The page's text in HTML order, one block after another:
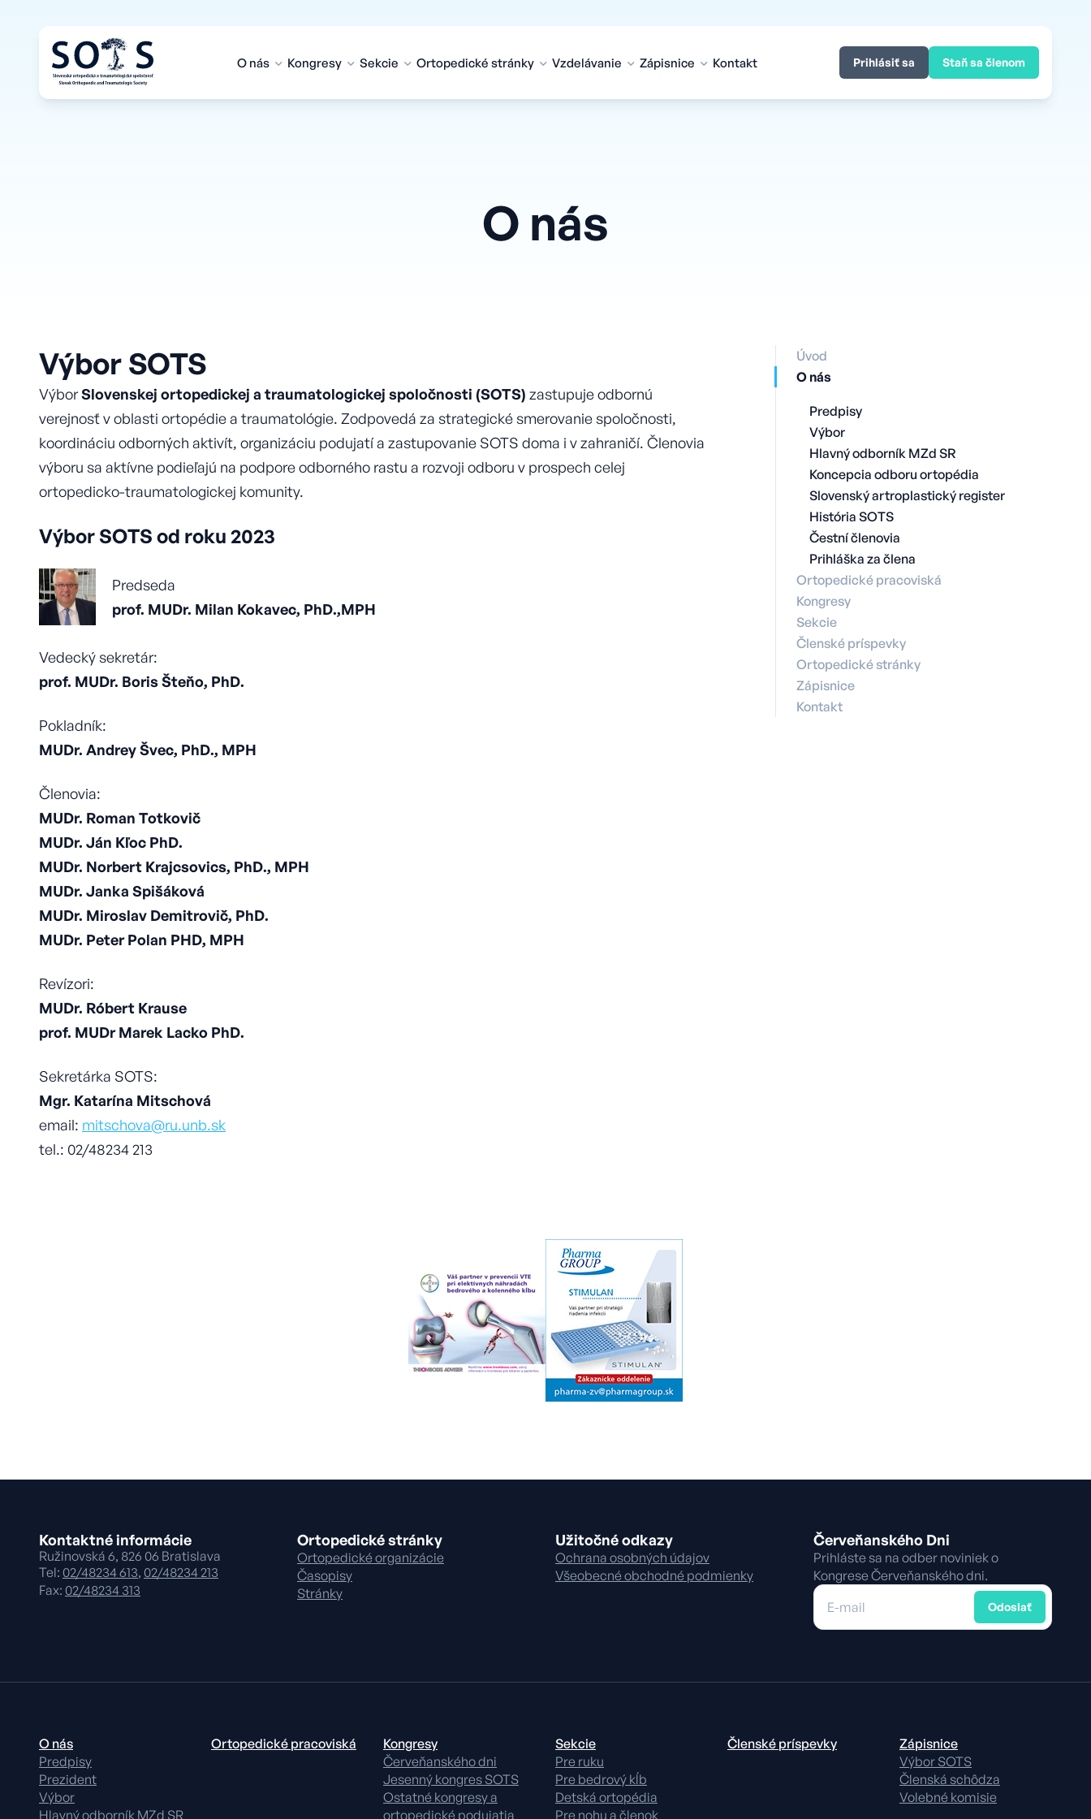
O nás Kongresy Sekcie Ortopedické stránky Vzdelávanie Zápisnice Kontakt Prihlásiť sa Staň sa členom
O nás
Výbor SOTS
VýborSlovenskej ortopedickej a traumatologickej spoločnosti (SOTS) zastupuje odbornú
verejnosť v oblasti ortopédie a traumatológie. Zodpovedá za strategické smerovanie spoločnosti,
koordináciu odborných aktivít, organizáciu podujatí a zastupovanie SOTS doma i v zahraničí. Členovia
výboru sa aktívne podieľajú na podpore odborného rastu a rozvoji odboru v prospech celej
ortopedicko-traumatologickej komunity.
Výbor SOTS od roku 2023
Predseda
prof. MUDr. Milan Kokavec, PhD.,MPH
Vedecký sekretár:
prof. MUDr. Boris Šteňo, PhD.
Pokladník:
MUDr. Andrey Švec, PhD., MPH
Členovia:
MUDr. Roman Totkovič
MUDr. Ján Kľoc PhD.
MUDr. Norbert Krajcsovics, PhD., MPH
MUDr. Janka Spišáková
MUDr. Miroslav Demitrovič, PhD.
MUDr. Peter Polan PHD, MPH
Revízori:
MUDr. Róbert Krause
prof. MUDr Marek Lacko PhD.
Sekretárka SOTS:
Mgr. Katarína Mitschová
email: mitschova@ru.unb.sk
tel.: 02/48234 213
Úvod
O nás
Predpisy
Výbor
Hlavný odborník MZd SR
Koncepcia odboru ortopédia
Slovenský artroplastický register
História SOTS
Čestní členovia
Prihláška za člena
Ortopedické pracoviská
Kongresy
Sekcie
Členské príspevky
Ortopedické stránky
Zápisnice
Kontakt
Kontaktné informácie
Ružinovská 6, 826 06 Bratislava
Tel: 02/48234 613, 02/48234 213
Fax: 02/48234 313
Ortopedické stránky
Ortopedické organizácie
Časopisy
Stránky
Užitočné odkazy
Ochrana osobných údajov
Všeobecné obchodné podmienky
Červeňanského Dni
Prihláste sa na odber noviniek o
Kongrese Červeňanského dni.
E-mail
Odoslať
O nás
Predpisy
Prezident
Výbor
Hlavný odborník MZd SR
Ortopedické pracoviská
Kongresy
Červeňanského dni
Jesenný kongres SOTS
Ostatné kongresy a
ortopedické podujatia
Sekcie
Pre ruku
Pre bedrový kĺb
Detská ortopédia
Pre nohu a členok
Členské príspevky
Zápisnice
Výbor SOTS
Členská schôdza
Volebné komisie